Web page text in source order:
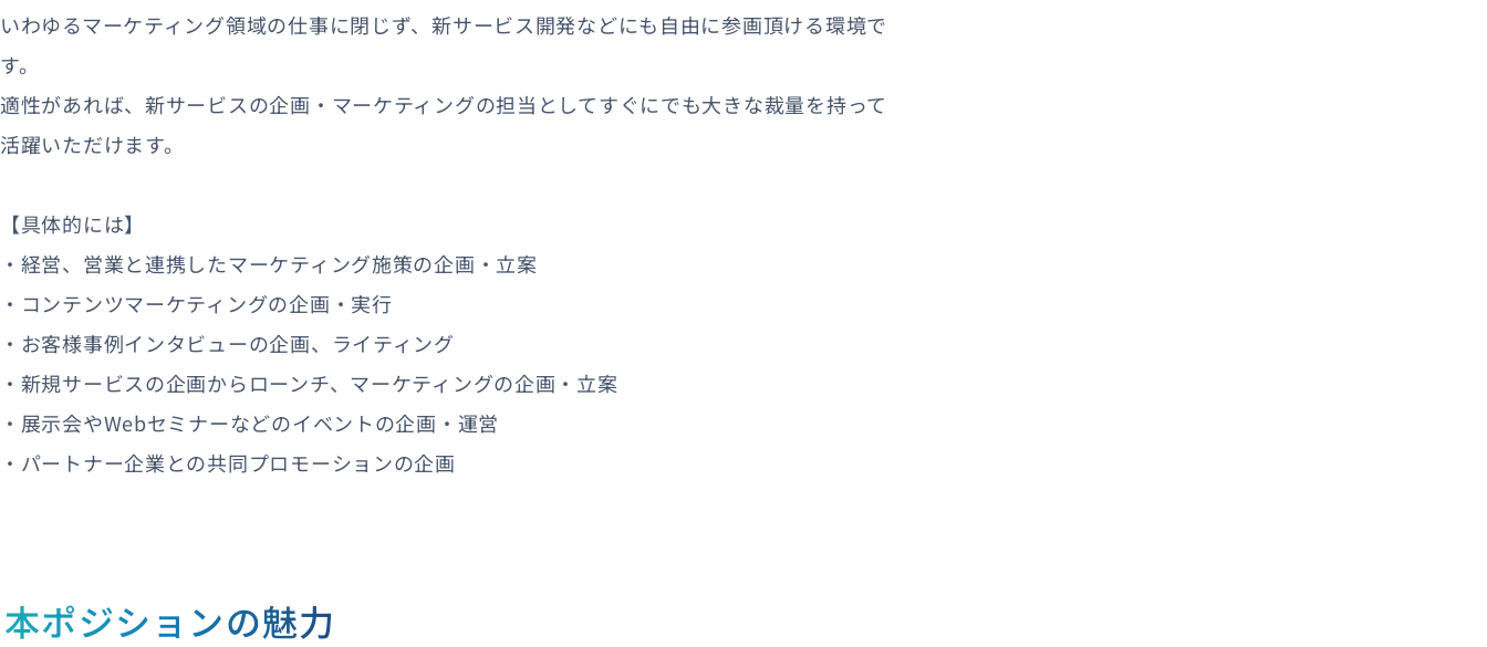
いわゆるマーケティング領域の仕事に閉じず、新サービス開発などにも自由に参画頂ける環境で
す。
適性があれば、新サービスの企画・マーケティングの担当としてすぐにでも大きな裁量を持って
活躍いただけます。
【具体的には】
・経営、営業と連携したマーケティング施策の企画・立案
・コンテンツマーケティングの企画・実行
・お客様事例インタビューの企画、ライティング
・新規サービスの企画からローンチ、マーケティングの企画・立案
・展示会やWebセミナーなどのイベントの企画・運営
・パートナー企業との共同プロモーションの企画
本ポジションの魅力